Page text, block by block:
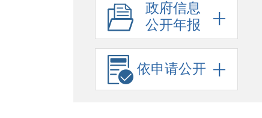
政府信息
公开年报
依申请公开